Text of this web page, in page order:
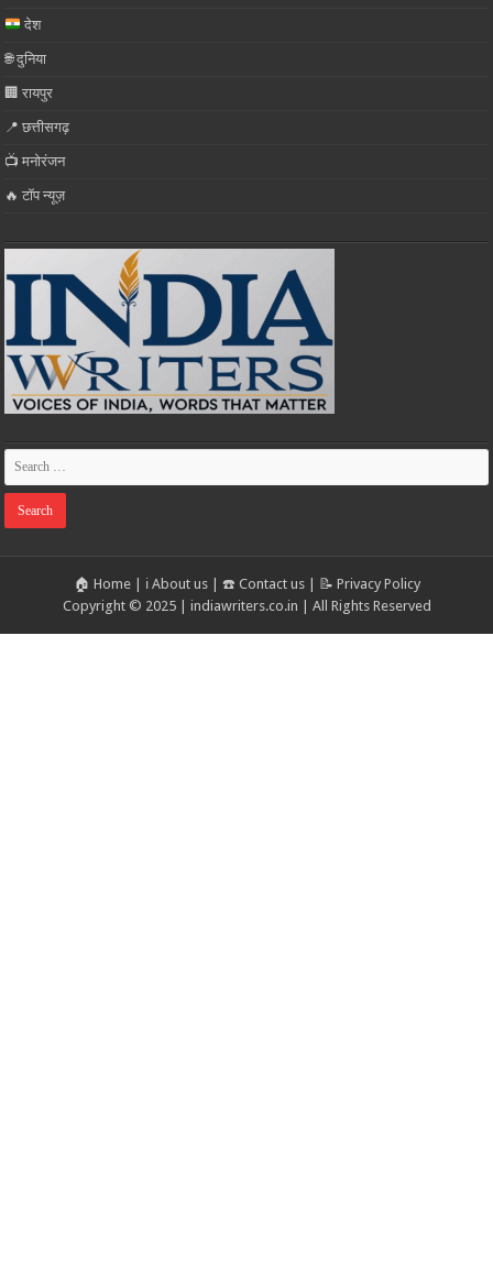
देश
🌐 दुनिया
🏢 रायपुर
📍 छत्तीसगढ़
📺 मनोरंजन
🔥 टॉप न्यूज़
🏠 Home| ℹ️ About us| ☎️ Contact us| 📝 Privacy Policy
Copyright © 2025 | indiawriters.co.in | All Rights Reserved